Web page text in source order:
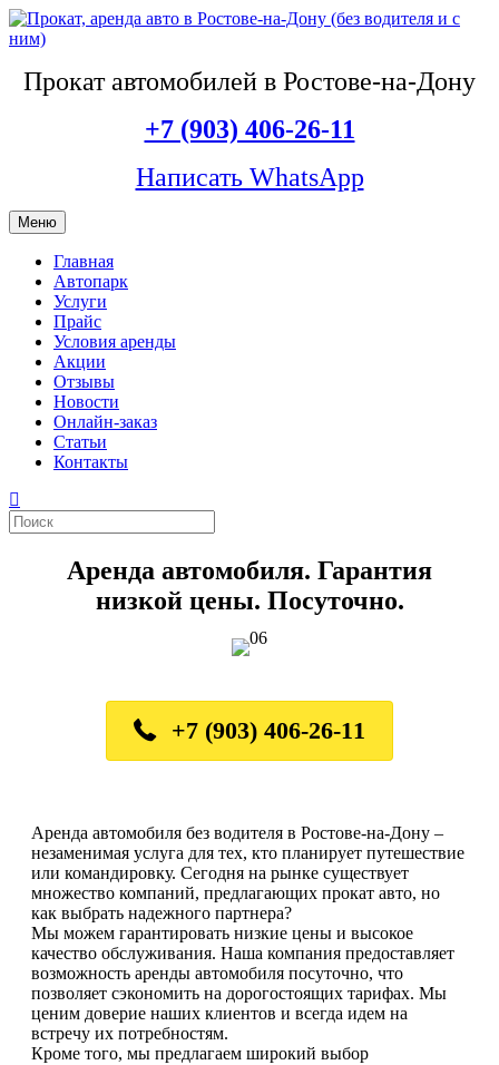
Прокат автомобилей в Ростове-на-Дону
+7 (903) 406-26-11
Написать WhatsApp
Меню
Главная
Автопарк
Услуги
Прайс
Условия аренды
Акции
Отзывы
Новости
Онлайн-заказ
Статьи
Контакты
Аренда автомобиля. Гарантия
низкой цены. Посуточно.
+7 (903) 406-26-11
Аренда автомобиля без водителя в Ростове-на-Дону –
незаменимая услуга для тех, кто планирует путешествие
или командировку. Сегодня на рынке существует
множество компаний, предлагающих прокат авто, но
как выбрать надежного партнера?
Мы можем гарантировать низкие цены и высокое
качество обслуживания. Наша компания предоставляет
возможность аренды автомобиля посуточно, что
позволяет сэкономить на дорогостоящих тарифах. Мы
ценим доверие наших клиентов и всегда идем на
встречу их потребностям.
Кроме того, мы предлагаем широкий выбор